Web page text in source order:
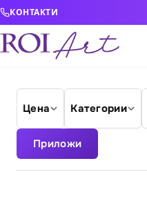
Skip to content
КОНТАКТИ
Цена Категории
Приложи